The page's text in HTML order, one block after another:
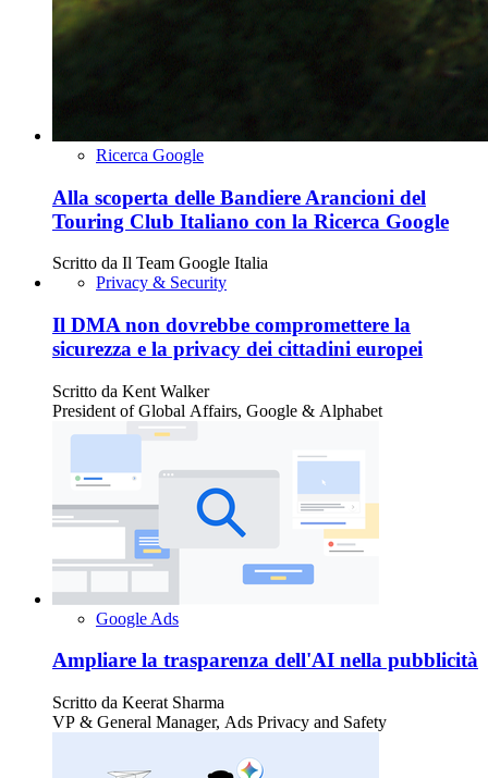
Ricerca Google
Alla scoperta delle Bandiere Arancioni del
Touring Club Italiano con la Ricerca Google
Scritto da Il Team Google Italia
Privacy & Security
Il DMA non dovrebbe compromettere la
sicurezza e la privacy dei cittadini europei
Scritto da Kent Walker
President of Global Affairs, Google & Alphabet
Google Ads
Ampliare la trasparenza dell'AI nella pubblicità
Scritto da Keerat Sharma
VP & General Manager, Ads Privacy and Safety